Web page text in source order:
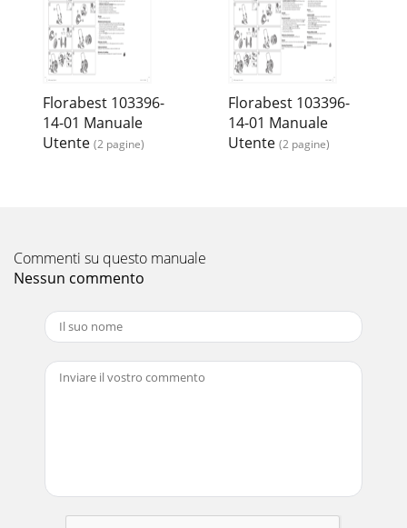
Florabest 103396-
14-01 Manuale
Utente (2 pagine)
Florabest 103396-
14-01 Manuale
Utente (2 pagine)
Commenti su questo manuale
Nessun commento